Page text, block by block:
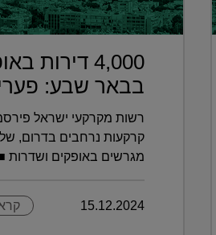
4,000
בבאר שבע:
רשות מקרקעי ישראל
מגרשים באופקים ושדרות
15.12.2024